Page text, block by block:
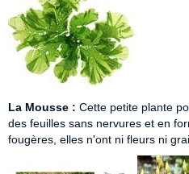
La Mousse : Cette petite plante
des feuilles sans nervures et en
fougères, elles n'ont ni fleurs ni